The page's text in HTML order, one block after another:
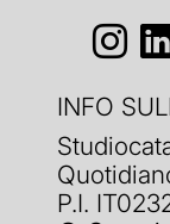
INFO
P.I.